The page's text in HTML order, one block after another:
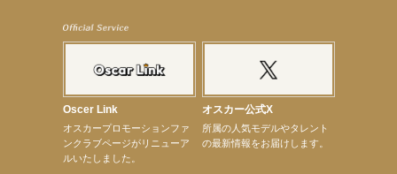
【elfin’】7thシングル『全世界』がFM-UUでO.A.決定♪
【elfin’】8月16日（日）「全世界」発売記念イベント決定！
【elfin’】7thシングル『全世界』がFM TANABEでO.A.決定♪
【昆虫ハンター牧田習】宝塚市立手塚治虫記念館トークショー＆宝塚文化芸術センター昆虫展示イ
【昆虫ハンター牧田習】8月13日（木）プライムツリー赤池「ふれあい昆虫フェスティバル」トーク
【井頭愛海】『小さなお葬式』TV-CM出演！
【定本楓馬】WEB DIGVII 連載企画『東京23時』に登場！
【髙橋ひかる】7月雑誌掲載情報
Oscer Link
オスカープロモーションファ
ンクラブページがリニューア
ルいたしました。
オスカー公式X
所属の人気モデルやタレント
の最新情報をお届けします。